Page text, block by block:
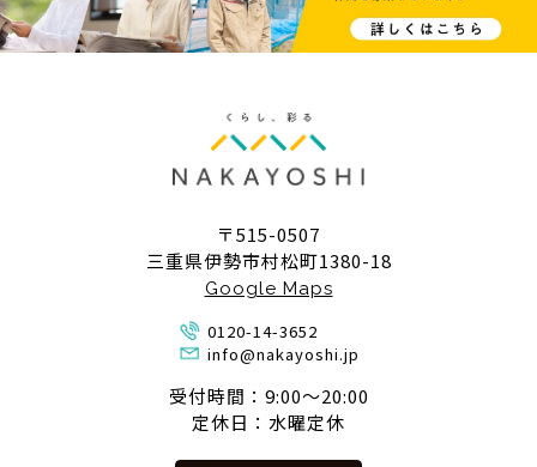
〒515-0507
三重県伊勢市村松町1380-18
Google Maps
0120-14-3652
info@nakayoshi.jp
受付時間：9:00〜20:00
定休日：水曜定休